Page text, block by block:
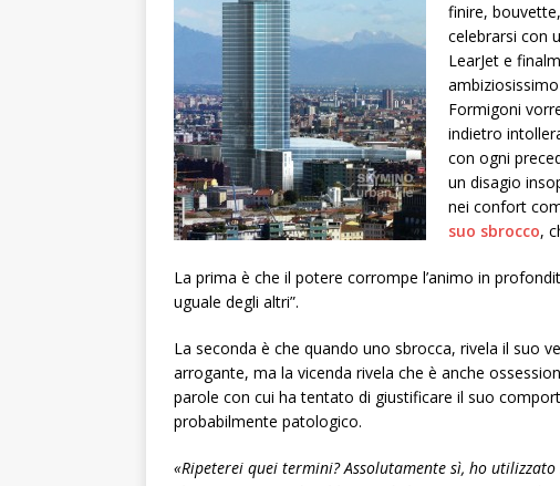
finire,
celebrarsi con
LearJet e
Formigoni
indietro
con ogni
un disagio
nei confort
suo sbrocco,
La prima è che il potere corrompe l’animo in
uguale degli altri”.
La seconda è che quando uno sbrocca, rivela il suo
arrogante, ma la vicenda rivela che è anche
parole con cui ha tentato di giustificare il suo
probabilmente patologico.
«Ripeterei quei termini? Assolutamente sì, ho